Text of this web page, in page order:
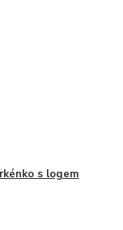
s logem